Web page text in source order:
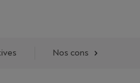
Nos conseils